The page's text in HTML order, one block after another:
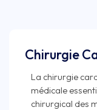
Chirurgie
La chirurgie
médicale
chirurgical des